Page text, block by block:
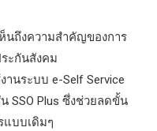
นถึงความสำคัญของการ
ะกันสังคม
นระบบ e-Self Service
SSO Plus ซึ่งช่วยลดขั้น
แบบเดิมๆ